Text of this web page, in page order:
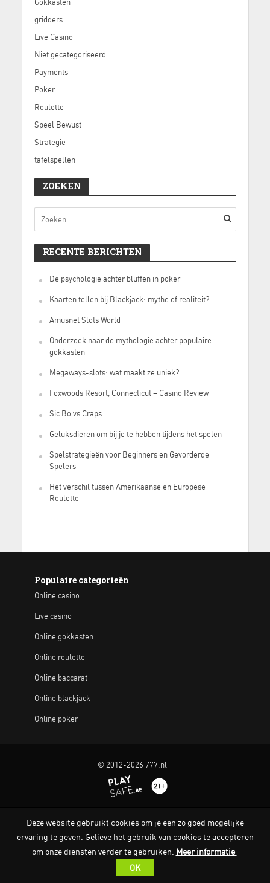
Gokkasten
gridders
Live Casino
Niet gecategoriseerd
Payments
Poker
Roulette
Speel Bewust
Strategie
tafelspellen
ZOEKEN
RECENTE BERICHTEN
De psychologie achter bluffen in poker
Kaarten tellen bij Blackjack: mythe of realiteit?
Amusnet Slots World
Onderzoek naar de mythologie achter populaire
gokkasten
Megaways-slots: wat maakt ze uniek?
Foxwoods Resort, Connecticut – Casino Review
Sic Bo vs Craps
Geluksdieren om bij je te hebben tijdens het spelen
Spelstrategieën voor Beginners en Gevorderde
Spelers
Het verschil tussen Amerikaanse en Europese
Roulette
Populaire categorieën
Online casino
Live casino
Online gokkasten
Online roulette
Online baccarat
Online blackjack
Online poker
© 2012-2026 777.nl
Deze website gebruikt cookies om je een zo goed mogelijke
ervaring te geven. Gelieve het gebruik van cookies te accepteren
om onze diensten verder te gebruiken. Meer informatie
OK